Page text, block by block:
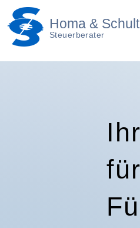
Homa &
Steuerberater